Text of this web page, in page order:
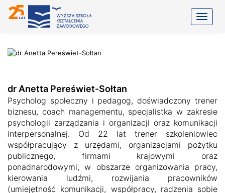
dr Anetta Pereświet-Sołtan
Psycholog społeczny i pedagog, doświadczony trener
biznesu, coach managementu, specjalistka w zakresie
psychologii zarządzania i organizacji oraz komunikacji
interpersonalnej. Od 22 lat trener szkoleniowiec
współpracujący z urzędami, organizacjami pożytku
publicznego, firmami krajowymi oraz
ponadnarodowymi, w obszarze organizowania pracy,
kierowania ludźmi, rozwijania pracowników
(umiejętność komunikacji, współpracy, radzenia sobie